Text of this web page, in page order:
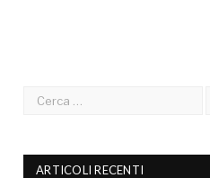
ARTICOLI RECENTI